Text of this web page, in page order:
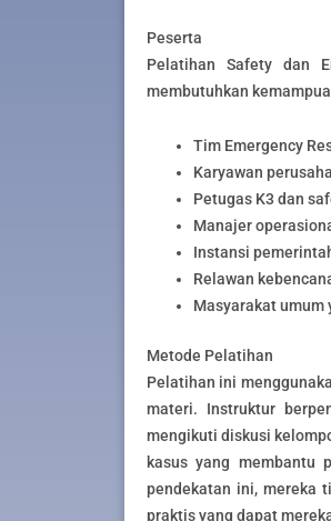
Peserta
Pelatihan Safety dan
membutuhkan
Tim Emergency
Karyawan
Petugas K3 dan
Manajer
Instansi
Relawan
Masyarakat umum
Metode Pelatihan
Pelatihan ini
materi. Instruktur
mengikuti diskusi
kasus yang membantu
pendekatan ini, mereka
praktis yang dapat